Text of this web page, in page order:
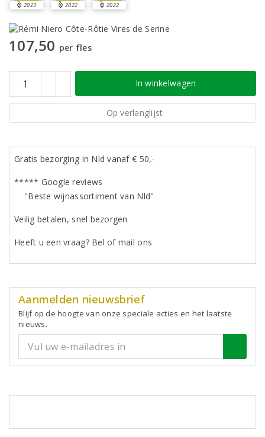
2023 2022 2022
107,50 per fles
In winkelwagen
Op verlanglijst
Gratis bezorging in Nld vanaf € 50,-
***** Google reviews
"Beste wijnassortiment van Nld"
Veilig betalen, snel bezorgen
Heeft u een vraag? Bel of mail ons
Aanmelden nieuwsbrief
Blijf op de hoogte van onze speciale acties en het laatste
nieuws.